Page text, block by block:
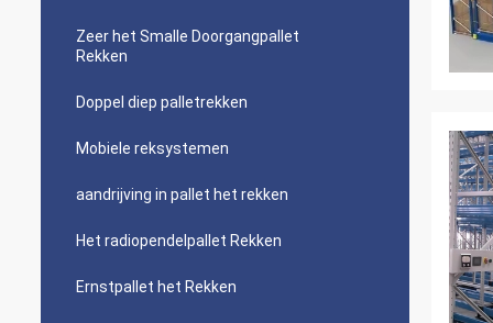
Zeer het Smalle Doorgangpallet
Rekken
Doppel diep palletrekken
Mobiele reksystemen
aandrijving in pallet het rekken
Het radiopendelpallet Rekken
Ernstpallet het Rekken